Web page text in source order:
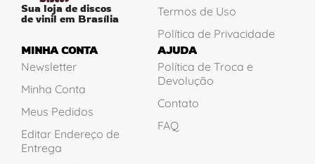
Sua loja de discos
de vinil em Brasília
Termos de Uso
Política de Privacidade
MINHA CONTA
Newsletter
Minha Conta
Meus Pedidos
Editar Endereço de
Entrega
AJUDA
Política de Troca e
Devolução
Contato
FAQ